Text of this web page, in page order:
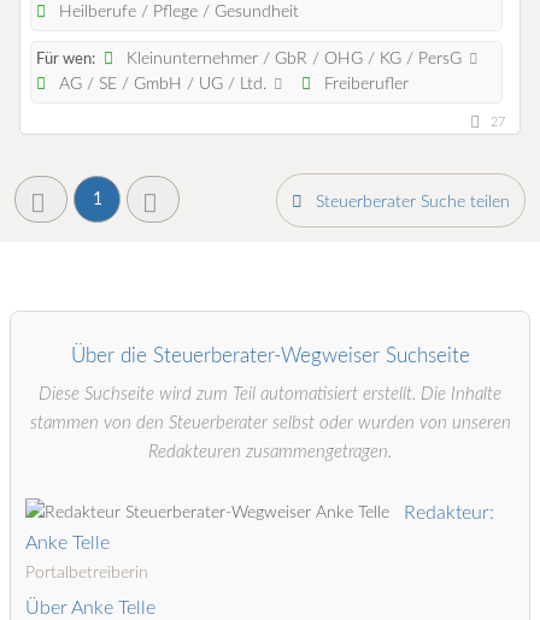
Heilberufe / Pflege / Gesundheit
Für wen:
Kleinunternehmer / GbR / OHG / KG / PersG
AG / SE / GmbH / UG / Ltd.
Freiberufler
27
1 Steuerberater Suche teilen
Über die Steuerberater-Wegweiser Suchseite
Diese Suchseite wird zum Teil automatisiert erstellt. Die Inhalte
stammen von den Steuerberater selbst oder wurden von unseren
Redakteuren zusammengetragen.
Redakteur:
Anke Telle
Portalbetreiberin
Über Anke Telle